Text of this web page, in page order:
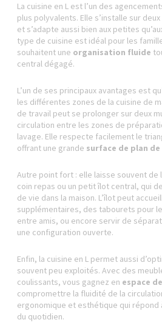
La cuisine en L est l’un des
plus polyvalents. Elle s’installe sur
et s’adapte aussi bien aux petites
type de cuisine est idéal pour les
souhaitent une organisation fluide
central dégagé.
L’un de ses principaux avantages est
les différentes zones de la cuisine de
de travail peut se prolonger sur deux
circulation entre les zones de
lavage. Elle respecte facilement le
offrant une grande surface de plan
Autre point fort : elle laisse souvent de
coin repas ou un petit îlot central, qui
de vie dans la maison. L’îlot peut
supplémentaires, des tabourets pour
entre amis, ou encore servir de
une configuration ouverte.
Enfin, la cuisine en L permet aussi
souvent peu exploités. Avec des
coulissants, vous gagnez en espace
compromettre la fluidité de la
ergonomique et esthétique qui répond
du quotidien.